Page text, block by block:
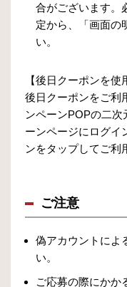
合がございます。
定から、「画面の
い。
【後日クーポンを使
後日クーポンをご利
ンペーンPOPの二
ーンページにログイ
ンをタップしてご利
ご注意
偽アカウントによ
い。
ご応募の際にかか